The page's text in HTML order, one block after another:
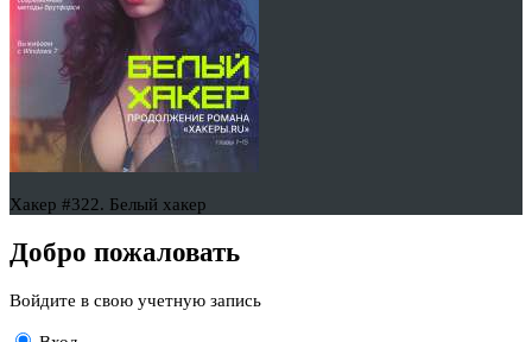
Хакер #322. Белый хакер
Добро пожаловать
Войдите в свою учетную запись